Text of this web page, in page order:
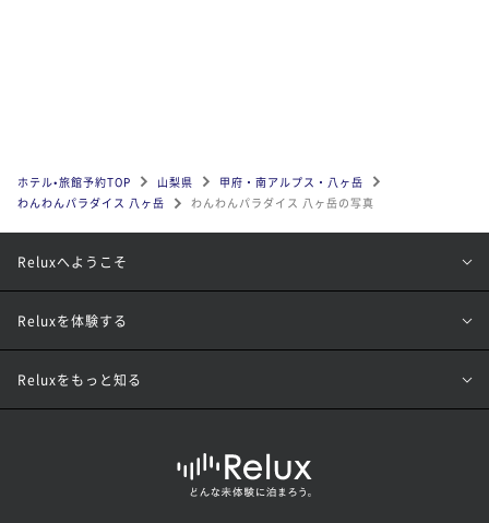
ホテル•旅館予約TOP 山梨県
甲府・南アルプス・八ヶ岳
わんわんパラダイス 八ヶ岳
わんわんパラダイス 八ヶ岳の写真
Reluxへようこそ
Reluxを体験する
Reluxをもっと知る